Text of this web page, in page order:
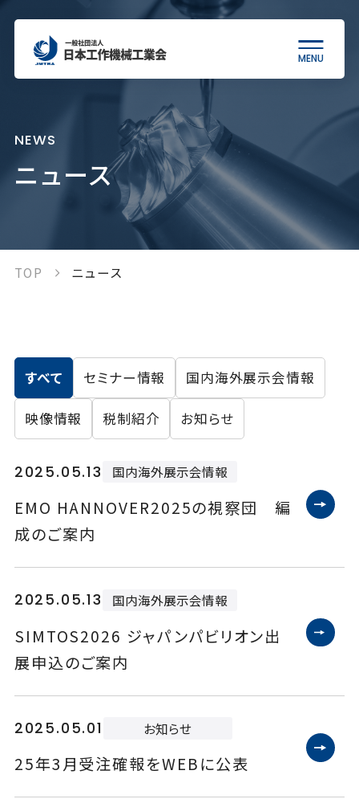
MENU
ENGLISH
会員ログイン
入会案内 会員名簿
工作機械について
出版物
ニュース
お問い合わせ
NEWS
ニュース
TOP ニュース
すべて セミナー情報 国内海外展示会情報
映像情報 税制紹介 お知らせ
2025.05.13 国内海外展示会情報
EMO HANNOVER2025の視察団 編
成のご案内
2025.05.13 国内海外展示会情報
SIMTOS2026 ジャパンパビリオン出
展申込のご案内
2025.05.01 お知らせ
25年3月受注確報をWEBに公表